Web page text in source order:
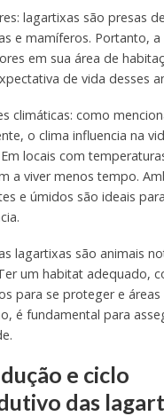
lagartixas são presas
e mamíferos. Portanto, a
em sua área de
de vida desses
climáticas: como
o clima influencia na
locais com
a viver menos tempo.
e úmidos são ideais
lagartixas são animais
um habitat adequado,
para se proteger e áreas
é fundamental para
e ciclo
das